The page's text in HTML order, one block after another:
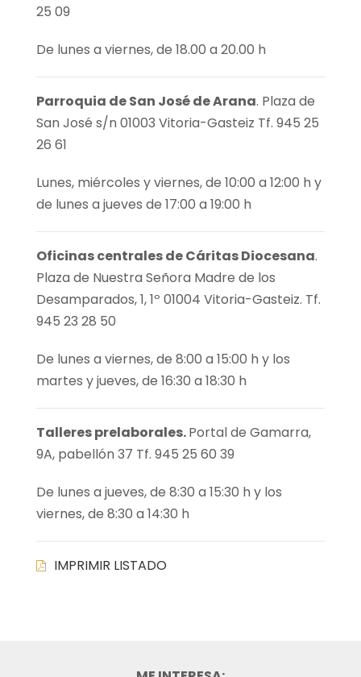
25 09
De lunes a viernes, de 18.00 a 20.00 h
Parroquia de San José de Arana. Plaza de
San José s/n 01003 Vitoria-Gasteiz Tf. 945 25
26 61
Lunes, miércoles y viernes, de 10:00 a 12:00 h y
de lunes a jueves de 17:00 a 19:00 h
Oficinas centrales de Cáritas Diocesana.
Plaza de Nuestra Señora Madre de los
Desamparados, 1, 1º 01004 Vitoria-Gasteiz. Tf.
945 23 28 50
De lunes a viernes, de 8:00 a 15:00 h y los
martes y jueves, de 16:30 a 18:30 h
Talleres prelaborales.Portal de Gamarra,
9A, pabellón 37 Tf. 945 25 60 39
De lunes a jueves, de 8:30 a 15:30 h y los
viernes, de 8:30 a 14:30 h
IMPRIMIR LISTADO